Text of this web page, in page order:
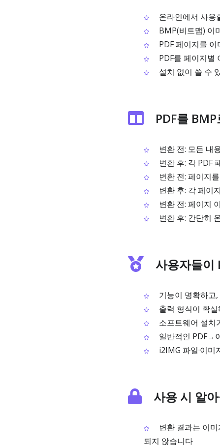
온라인에서 사
BMP(비트맵) 이
PDF 페이지를
PDF를 페이지별
설치 없이 쓸 수
PDF를
변환 전: 모든 내
변환 후: 각 PDF
변환 전: 페이지
변환 후: 각 페이
변환 전: 페이지
변환 후: 간단히
사용자들이
기능이 명확하고
출력 형식이 확
소프트웨어 설치
일반적인 PDF→
i2IMG 파일·이
사용 시 알
변환 결과는 이
되지 않습니다